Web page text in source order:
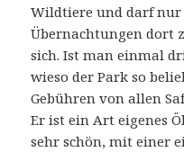
Wildtiere und darf nur
Übernachtungen dort
sich. Ist man einmal
wieso der Park so
Gebühren von allen
Er ist ein Art eigenes
sehr schön, mit einer